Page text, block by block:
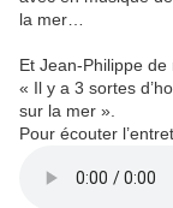
la mer…
Et Jean-Philippe de
« Il y a 3 sortes
sur la mer ».
Pour écouter